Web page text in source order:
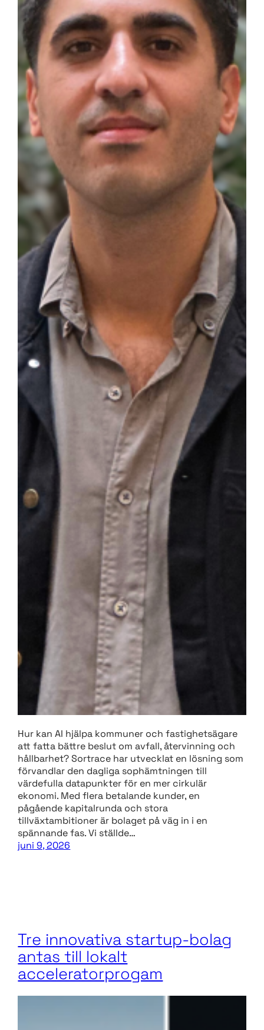
Hur kan AI hjälpa kommuner och fastighetsägare
att fatta bättre beslut om avfall, återvinning och
hållbarhet? Sortrace har utvecklat en lösning som
förvandlar den dagliga sophämtningen till
värdefulla datapunkter för en mer cirkulär
ekonomi. Med flera betalande kunder, en
pågående kapitalrunda och stora
tillväxtambitioner är bolaget på väg in i en
spännande fas. Vi ställde…
juni 9, 2026
Tre innovativa startup-bolag
antas till lokalt
acceleratorprogam